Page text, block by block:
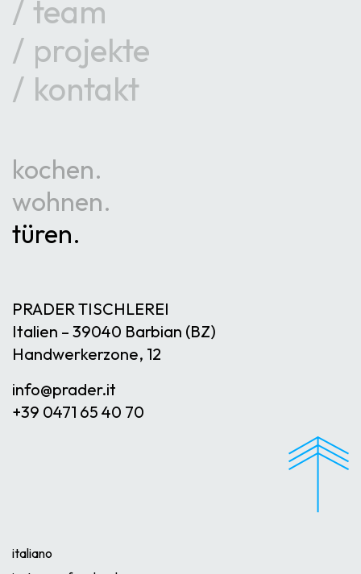
team
projekte
kontakt
kochen
wohnen
türen
PRADER TISCHLEREI
Italien – 39040 Barbian (BZ)
Handwerkerzone, 12
info@prader.it
+39 0471 65 40 70
italiano